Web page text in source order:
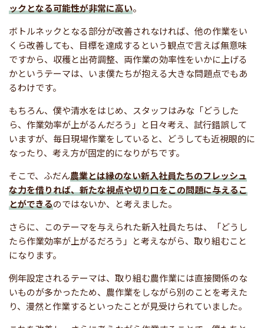
ックとなる可能性が非常に高い。
ボトルネックとなる部分が改善されなければ、他の作業をい
くら改善しても、目標を達成するという観点で言えば無意味
ですから、収穫と出荷調整、両作業の効率性をいかに上げる
かというテーマは、いま僕たちが抱える大きな問題点でもあ
るわけです。
もちろん、僕や清水をはじめ、スタッフはみな「どうした
ら、作業効率が上がるんだろう」と日々考え、試行錯誤して
いますが、毎日現場作業をしていると、どうしても近視眼的に
なったり、考え方が固定的になりがちです。
そこで、ふだん農業とは縁のない新入社員たちのフレッシュ
な力を借りれば、新たな視点や切り口をこの問題に与えるこ
とができるのではないか、と考えました。
さらに、このテーマを与えられた新入社員たちは、「どうし
たら作業効率が上がるだろう」と考えながら、取り組むこと
になります。
例年設定されるテーマは、取り組む農作業には直接関係のな
いものが多かったため、農作業をしながら別のことを考えた
り、漫然と作業するといったことが見受けられていました。